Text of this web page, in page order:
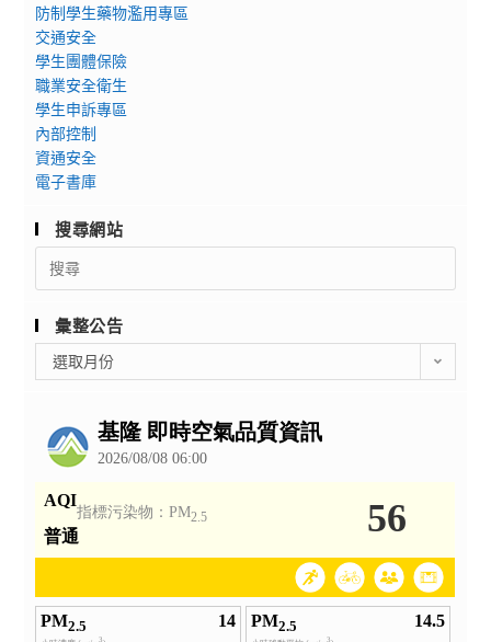
防制學生藥物濫用專區
交通安全
學生團體保險
職業安全衛生
學生申訴專區
內部控制
資通安全
電子書庫
搜尋網站
Search
for:
彙整公告
整
選取月份